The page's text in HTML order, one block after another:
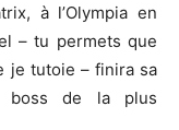
à l’Olympia en
– tu permets que
je tutoie – finira sa
boss de la plus